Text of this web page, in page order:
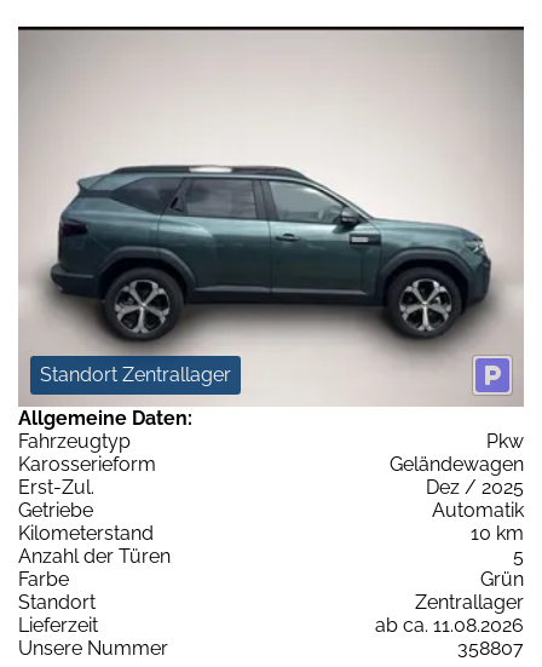
Standort Zentrallager
Allgemeine Daten:
Fahrzeugtyp
Pkw
Karosserieform
Geländewagen
Erst-Zul.
Dez / 2025
Getriebe
Automatik
Kilometerstand
10 km
Anzahl der Türen
5
Farbe
Grün
Standort
Zentrallager
Lieferzeit
ab ca. 11.08.2026
Unsere Nummer
358807